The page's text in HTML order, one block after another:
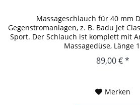
Massageschlauch für 40 mm
Gegenstromanlagen, z. B. Badu Jet
Sport. Der Schlauch ist komplett mit
Massagedüse, Länge
89,00 € *
Merken